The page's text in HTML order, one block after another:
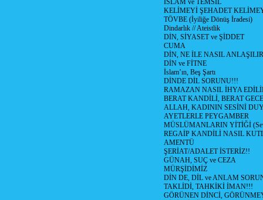
İSLAM ve TEMSİL
KELİMEYİ ŞEHADET
TÖVBE (İyiliğe Dönüş İradesi)
Dindarlık // Ateistlik
DİN, SİYASET ve ŞİDDET
CUMA
DİN, NE İLE NASIL
DİN ve FİTNE
İslam’ın, Beş Şartı
DİNDE DİL SORUNU!!!
RAMAZAN NASIL İHYA
BERAT KANDİLİ, BERAT
ALLAH, KADININ SESİNİ
AYETLERLE PEYGAMBER
MÜSLÜMANLARIN YİTİĞİ
REGAİP KANDİLİ NASIL
AMENTÜ
ŞERİAT/ADALET İSTERİZ!!
GÜNAH, SUÇ ve CEZA
MÜRŞİDİMİZ
DİN DE, DİL ve ANLAM
TAKLİDİ, TAHKİKİ İMAN!!!
GÖRÜNEN DİNCİ,